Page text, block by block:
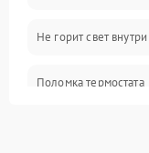
Не горит свет внутри
Поломка термостата